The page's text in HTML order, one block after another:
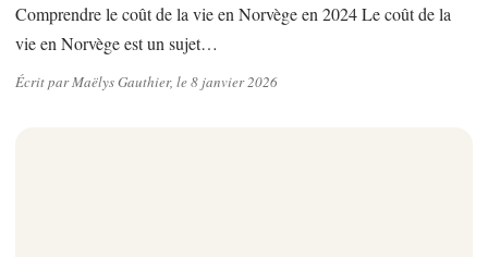
Comprendre le coût de la vie en Norvège en 2024 Le coût de la
vie en Norvège est un sujet…
Écrit par Maëlys Gauthier, le 8 janvier 2026